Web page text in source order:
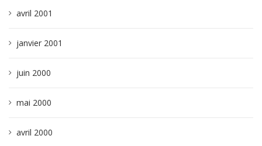
avril 2001
janvier 2001
juin 2000
mai 2000
avril 2000